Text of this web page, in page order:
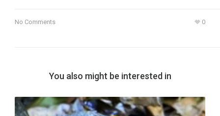
No Comments 0
You also might be interested in